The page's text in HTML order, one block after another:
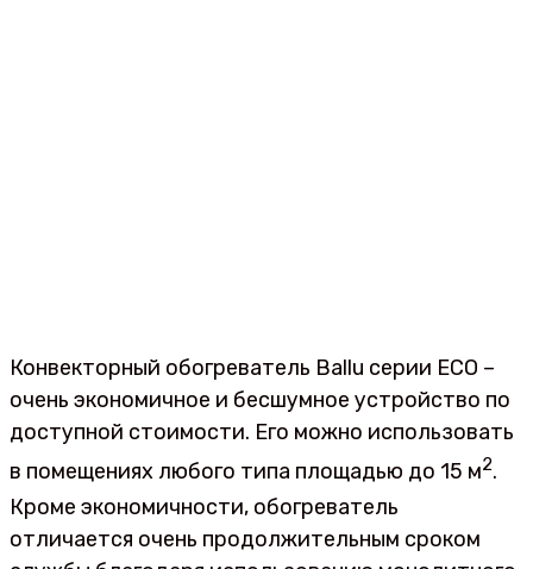
Конвекторный обогреватель Ballu серии ECO –
очень экономичное и бесшумное устройство по
доступной стоимости. Его можно использовать
в помещениях любого типа площадью до 15 м2.
Кроме экономичности, обогреватель
отличается очень продолжительным сроком